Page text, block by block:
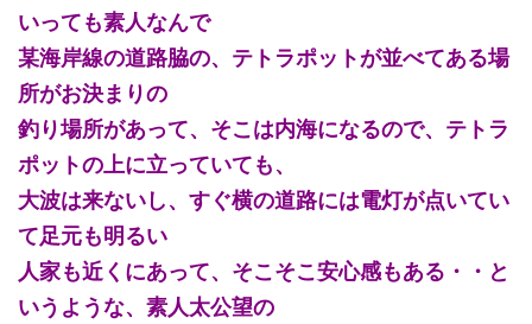
いっても素人なんで
某海岸線の道路脇の、テトラポットが並べてある場
所がお決まりの
釣り場所があって、そこは内海になるので、テトラ
ポットの上に立っていても、
大波は来ないし、すぐ横の道路には電灯が点いてい
て足元も明るい
人家も近くにあって、そこそこ安心感もある・・と
いうような、素人太公望の